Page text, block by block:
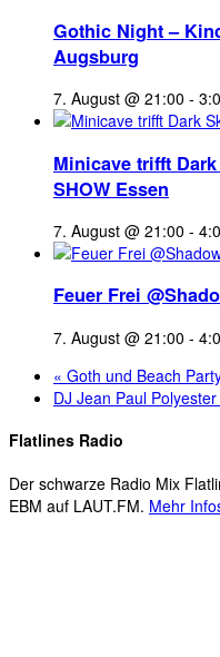
Gothic Night –
Augsburg
7. August @ 21:00 -
Minicave trifft
SHOW Essen
7. August @ 21:00 -
Feuer Frei
7. August @ 21:00 -
« Goth und Beach
DJ Jean Paul
Flatlines Radio
Der schwarze Radio Mix
EBM auf LAUT.FM. Mehr